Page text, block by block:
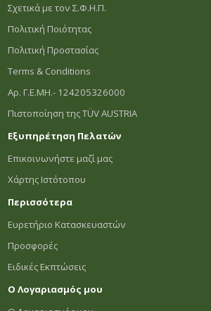
Σχετικά με τον Σ.Φ.Η.Π.
Πολιτική Ποιότητας
Πολιτική Προστασίας
Terms & Conditions
Αρ. Γ.Ε.ΜΗ.- 124205326000
Πιστοποίηση της TÜV AUSTRIA
Εξυπηρέτηση Πελατών
Επικοινωνήστε μαζί μας
Χάρτης Ιστότοπου
Περισσότερα
Ευρετήριο Κατασκευαστών
Προσφορές
Ειδικές Εκπτώσεις
Ο Λογαριασμός μου